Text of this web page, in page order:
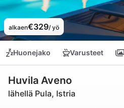
alkaen€329/ yö
Huonejako Varusteet
Huvila Aveno
lähellä Pula, Istria